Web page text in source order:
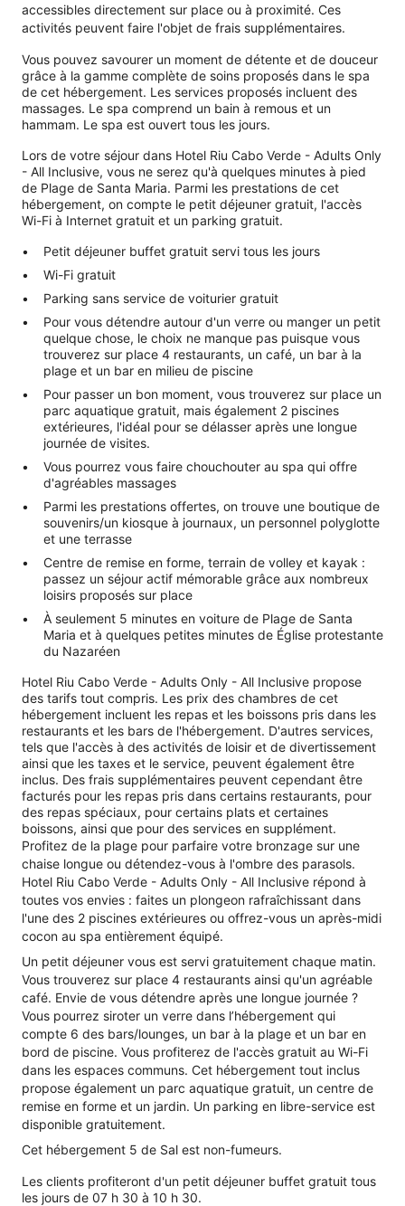
accessibles directement sur place ou à proximité. Ces
activités peuvent faire l'objet de frais supplémentaires.
Vous pouvez savourer un moment de détente et de douceur
grâce à la gamme complète de soins proposés dans le spa
de cet hébergement. Les services proposés incluent des
massages. Le spa comprend un bain à remous et un
hammam. Le spa est ouvert tous les jours.
Lors de votre séjour dans Hotel Riu Cabo Verde - Adults Only
- All Inclusive, vous ne serez qu'à quelques minutes à pied
de Plage de Santa Maria. Parmi les prestations de cet
hébergement, on compte le petit déjeuner gratuit, l'accès
Wi-Fi à Internet gratuit et un parking gratuit.
Petit déjeuner buffet gratuit servi tous les jours
Wi-Fi gratuit
Parking sans service de voiturier gratuit
Pour vous détendre autour d'un verre ou manger un petit
quelque chose, le choix ne manque pas puisque vous
trouverez sur place 4 restaurants, un café, un bar à la
plage et un bar en milieu de piscine
Pour passer un bon moment, vous trouverez sur place un
parc aquatique gratuit, mais également 2 piscines
extérieures, l'idéal pour se délasser après une longue
journée de visites.
Vous pourrez vous faire chouchouter au spa qui offre
d'agréables massages
Parmi les prestations offertes, on trouve une boutique de
souvenirs/un kiosque à journaux, un personnel polyglotte
et une terrasse
Centre de remise en forme, terrain de volley et kayak :
passez un séjour actif mémorable grâce aux nombreux
loisirs proposés sur place
À seulement 5 minutes en voiture de Plage de Santa
Maria et à quelques petites minutes de Église protestante
du Nazaréen
Hotel Riu Cabo Verde - Adults Only - All Inclusive propose
des tarifs tout compris. Les prix des chambres de cet
hébergement incluent les repas et les boissons pris dans les
restaurants et les bars de l'hébergement. D'autres services,
tels que l'accès à des activités de loisir et de divertissement
ainsi que les taxes et le service, peuvent également être
inclus. Des frais supplémentaires peuvent cependant être
facturés pour les repas pris dans certains restaurants, pour
des repas spéciaux, pour certains plats et certaines
boissons, ainsi que pour des services en supplément.
Profitez de la plage pour parfaire votre bronzage sur une
chaise longue ou détendez-vous à l'ombre des parasols.
Hotel Riu Cabo Verde - Adults Only - All Inclusive répond à
toutes vos envies : faites un plongeon rafraîchissant dans
l'une des 2 piscines extérieures ou offrez-vous un après-midi
cocon au spa entièrement équipé.
Un petit déjeuner vous est servi gratuitement chaque matin.
Vous trouverez sur place 4 restaurants ainsi qu'un agréable
café. Envie de vous détendre après une longue journée ?
Vous pourrez siroter un verre dans l’hébergement qui
compte 6 des bars/lounges, un bar à la plage et un bar en
bord de piscine. Vous profiterez de l'accès gratuit au Wi-Fi
dans les espaces communs. Cet hébergement tout inclus
propose également un parc aquatique gratuit, un centre de
remise en forme et un jardin. Un parking en libre-service est
disponible gratuitement.
Cet hébergement 5 de Sal est non-fumeurs.
Les clients profiteront d'un petit déjeuner buffet gratuit tous
les jours de 07 h 30 à 10 h 30.